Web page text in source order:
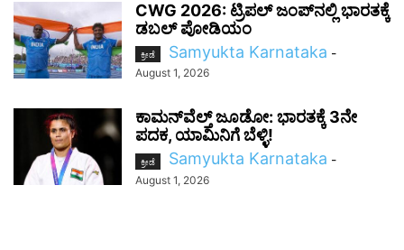
CWG 2026: ಟ್ರಿಪಲ್ ಜಂಪ್‌ನಲ್ಲಿ ಭಾರತಕ್ಕೆ
ಡಬಲ್ ಪೋಡಿಯಂ
ಕ್ರೀಡೆ Samyukta Karnataka -
August 1, 2026
ಕಾಮನ್‌ವೆಲ್ತ್ ಜೂಡೋ: ಭಾರತಕ್ಕೆ 3ನೇ
ಪದಕ, ಯಾಮಿನಿಗೆ ಬೆಳ್ಳಿ!
ಕ್ರೀಡೆ Samyukta Karnataka -
August 1, 2026